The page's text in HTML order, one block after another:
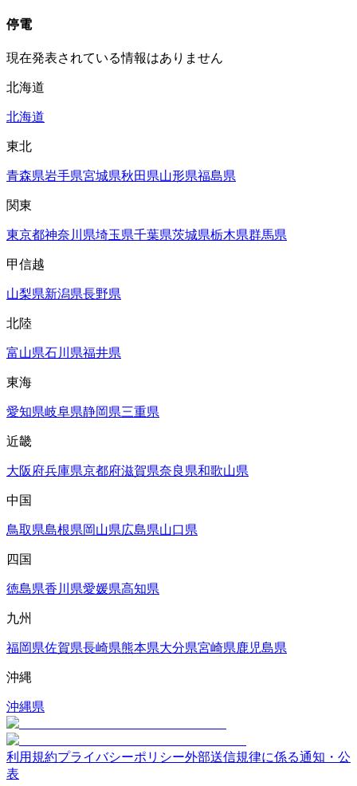
停電
現在発表されている情報はありません
北海道
北海道
東北
青森県岩手県宮城県秋田県山形県福島県
関東
東京都神奈川県埼玉県千葉県茨城県栃木県群馬県
甲信越
山梨県新潟県長野県
北陸
富山県石川県福井県
東海
愛知県岐阜県静岡県三重県
近畿
大阪府兵庫県京都府滋賀県奈良県和歌山県
中国
鳥取県島根県岡山県広島県山口県
四国
徳島県香川県愛媛県高知県
九州
福岡県佐賀県長崎県熊本県大分県宮崎県鹿児島県
沖縄
沖縄県
利用規約プライバシーポリシー外部送信規律に係る通知・公
表